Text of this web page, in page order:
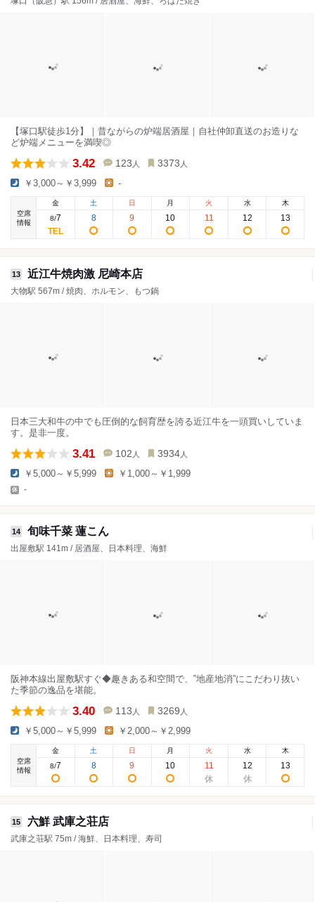
【塚口駅徒歩1分】｜昔ながらの炉端居酒屋｜自社仲卸直送のお造りな
ど炉端メニューを満喫◎
3.42 123 人 3373 人
￥3,000～￥3,999 -
空席
情報
金
8/7
土
8
日
9
月
10
火
11
水
12
木
13
13 近江牛焼肉激 尼崎本店
大物駅 567m / 焼肉、ホルモン、もつ鍋
日本三大和牛の中でも圧倒的な飼育歴を誇る近江牛を一頭買いしていま
す。是非一度。
3.41 102 人 3934 人
￥5,000～￥5,999 ￥1,000～￥1,999
-
14 旬味千菜 蓮こん
出屋敷駅 141m / 居酒屋、日本料理、海鮮
阪神本線出屋敷駅すぐ◆趣きある和空間で、‟地産地消”にこだわり抜い
た季節の逸品を堪能。
3.40 113 人 3269 人
￥5,000～￥5,999 ￥2,000～￥2,999
空席
情報
金
8/7
土
8
日
9
月
10
火
11
水
12
木
13
15 六鮮 武庫之荘店
武庫之荘駅 75m / 海鮮、日本料理、寿司